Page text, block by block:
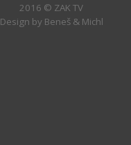
2016 © ZAK TV
Design by Beneš & Michl